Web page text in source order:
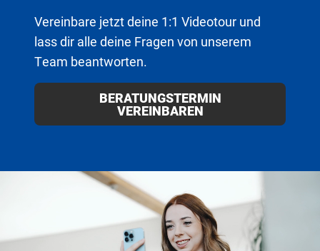
Vereinbare jetzt deine 1:1 Videotour und
lass dir alle deine Fragen von unserem
Team beantworten.
BERATUNGSTERMIN
VEREINBAREN